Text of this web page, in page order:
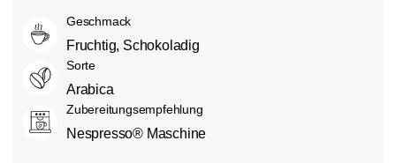
sauer als helle Röstungen, mit
ausgewogenem Geschmack und vollem
Körper.
Dunkle Röstung (French-/Italian):
Schokoladig süßer Körper mit
ausgeprägten Röstaromen und
verschiedenen Faktoren wie der
Bohnensorte, Anbauhöhe, Herkunft und
besonders der Röstung ab.
Geschmack
Fruchtig, Schokoladig
Sorte
Arabica
Zubereitungsempfehlung
Nespresso® Maschine